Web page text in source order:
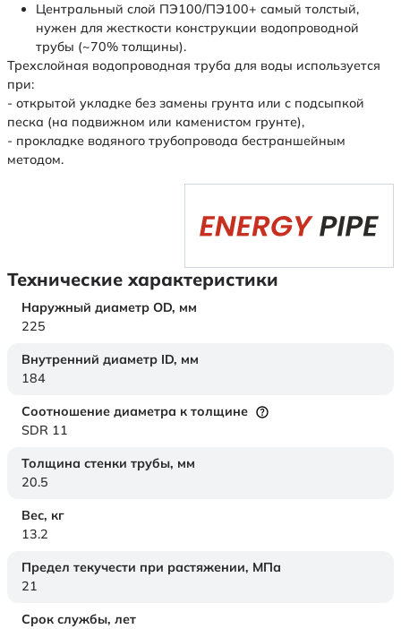
Центральный слой ПЭ100/ПЭ100+ самый толстый,
нужен для жесткости конструкции водопроводной
трубы (~70% толщины).
Трехслойная водопроводная труба для воды используется
при:
- открытой укладке без замены грунта или с подсыпкой
песка (на подвижном или каменистом грунте),
- прокладке водяного трубопровода бестраншейным
методом.
Технические характеристики
Наружный диаметр OD, мм
225
Внутренний диаметр ID, мм
184
Соотношение диаметра к толщине
SDR 11
Толщина стенки трубы, мм
20.5
Вес, кг
13.2
Предел текучести при растяжении, МПа
21
Срок службы, лет